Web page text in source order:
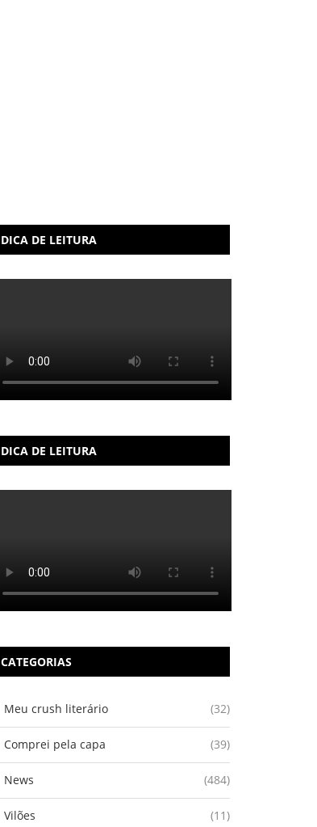
DICA DE LEITURA
DICA DE LEITURA
CATEGORIAS
Meu crush literário (32)
Comprei pela capa (39)
News (484)
Vilões (11)